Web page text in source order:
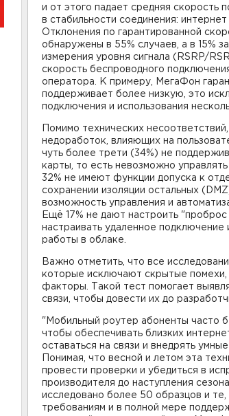
и от этого падает средняя скорость
в стабильности соединения:
Отклонения по гарантированной
обнаружены в 55% случаев, а в 15%
измерения уровня сигнала (RSRP/
скорость беспроводного
оператора. К примеру, МегаФон
поддерживает более низкую, это
подключения и использования
Помимо технических
недоработок, влияющих на
чуть более трети (34%) не
карты, то есть невозможно
32% не имеют функции допуска к
сохранении изоляции остальных
возможность управления и
Ещё 17% не дают настроить "проброс
настраивать удаленное подключение
работы в облаке.
Важно отметить, что все
которые исключают скрытые помехи,
факторы. Такой тест помогает
связи, чтобы довести их до
"Мобильный роутер абоненты часто
чтобы обеспечивать близких
оставаться на связи и внедрять
Понимая, что весной и летом эта
провести проверки и убедиться в
производителя до наступления
исследовано более 50 образцов и
требованиям и в полной мере